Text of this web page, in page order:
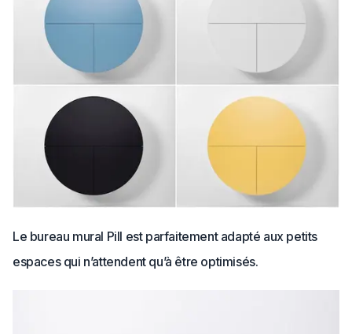
Le bureau mural Pill est parfaitement adapté aux petits
espaces qui n’attendent qu’à être optimisés.